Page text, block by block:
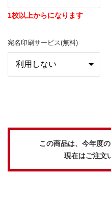
1枚以上からになります
宛名印刷サービス(無料)
この商品は、今年度
現在はご注文